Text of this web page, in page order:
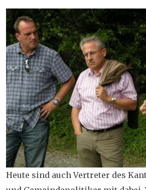
Heute sind auch Vertreter des